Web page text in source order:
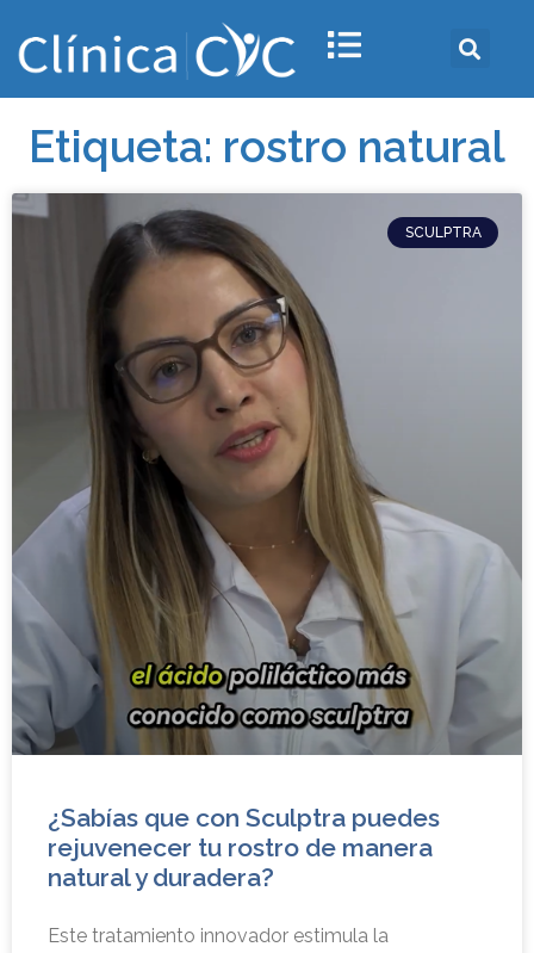
Etiqueta: rostro natural
SCULPTRA
¿Sabías que con Sculptra puedes
rejuvenecer tu rostro de manera
natural y duradera?
Este tratamiento innovador estimula la